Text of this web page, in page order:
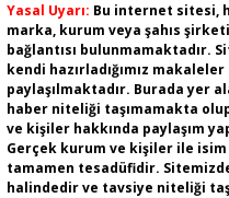
Yasal Uyarı: Bu internet sitesi,
marka, kurum veya şahıs
bağlantısı bulunmamaktadır.
kendi hazırladığımız makaleler
paylaşılmaktadır. Burada yer
haber niteliği taşımamakta
ve kişiler hakkında paylaşım
Gerçek kurum ve kişiler ile
tamamen tesadüfidir.
halindedir ve tavsiye niteliği